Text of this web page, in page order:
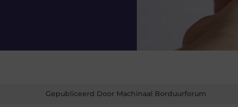
Gepubliceerd Door Machinaal Borduurforum